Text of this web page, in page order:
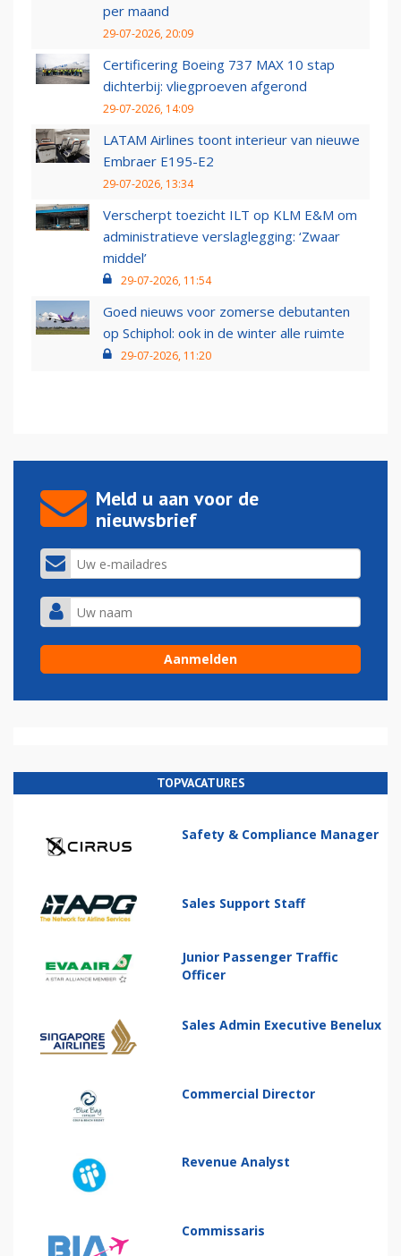
per maand
29-07-2026, 20:09
Certificering Boeing 737 MAX 10 stap
dichterbij: vliegproeven afgerond
29-07-2026, 14:09
LATAM Airlines toont interieur van nieuwe
Embraer E195-E2
29-07-2026, 13:34
Verscherpt toezicht ILT op KLM E&M om
administratieve verslaglegging: ‘Zwaar
middel’
29-07-2026, 11:54
Goed nieuws voor zomerse debutanten
op Schiphol: ook in de winter alle ruimte
29-07-2026, 11:20
Meld u aan voor de
nieuwsbrief
TOPVACATURES
Safety & Compliance Manager
Sales Support Staff
Junior Passenger Traffic
Officer
Sales Admin Executive Benelux
Commercial Director
Revenue Analyst
Commissaris